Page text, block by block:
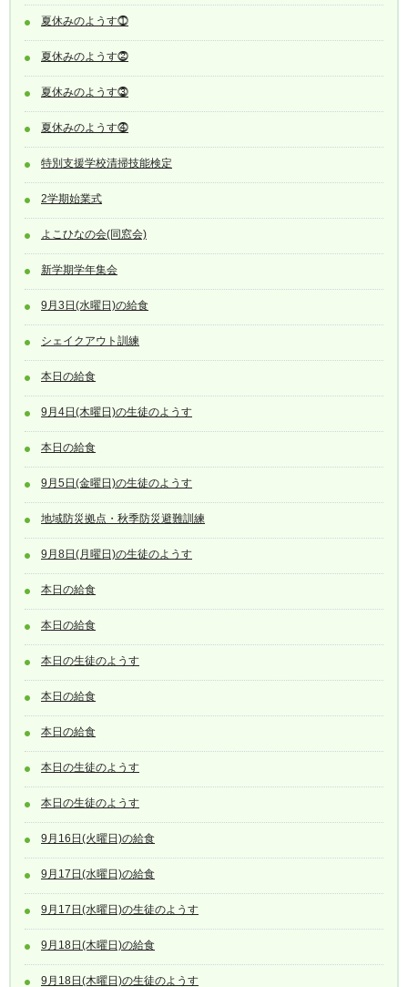
夏休みのようす⓵
夏休みのようす⓶
夏休みのようす⓷
夏休みのようす⓸
特別支援学校清掃技能検定
2学期始業式
よこひなの会(同窓会)
新学期学年集会
9月3日(水曜日)の給食
シェイクアウト訓練
本日の給食
9月4日(木曜日)の生徒のようす
本日の給食
9月5日(金曜日)の生徒のようす
地域防災拠点・秋季防災避難訓練
9月8日(月曜日)の生徒のようす
本日の給食
本日の給食
本日の生徒のようす
本日の給食
本日の給食
本日の生徒のようす
本日の生徒のようす
9月16日(火曜日)の給食
9月17日(水曜日)の給食
9月17日(水曜日)の生徒のようす
9月18日(木曜日)の給食
9月18日(木曜日)の生徒のようす